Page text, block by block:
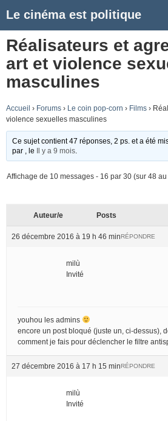
Le cinéma est politique
Réalisateurs et
art et violence
masculines
Accueil › Forums › Le coin pop-corn › Films ›
violence sexuelles masculines
Ce sujet contient 47 réponses, 2 ps. et a été
par
, le Il y a 9 mois
Affichage de 10 messages - 16 par 30 (sur 48
Auteur/e Posts
26 décembre 2016 à 19 h 46 minRÉPONDRE
milù
Invité
youhou les admins
encore un post bloqué (juste un, ci-dessus),
comment je fais pour déclencher le filtre
27 décembre 2016 à 17 h 15 minRÉPONDRE
milù
Invité